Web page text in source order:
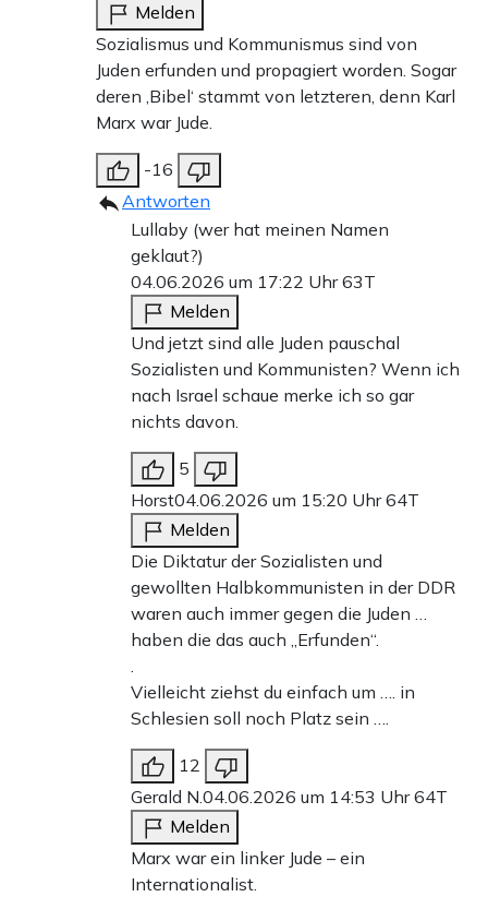
Melden
Sozialismus und Kommunismus sind von
Juden erfunden und propagiert worden. Sogar
deren ‚Bibel‘ stammt von letzteren, denn Karl
Marx war Jude.
-16
Antworten
Lullaby (wer hat meinen Namen
geklaut?)
04.06.2026 um 17:22 Uhr63T
Melden
Und jetzt sind alle Juden pauschal
Sozialisten und Kommunisten? Wenn ich
nach Israel schaue merke ich so gar
nichts davon.
5
Horst04.06.2026 um 15:20 Uhr64T
Melden
Die Diktatur der Sozialisten und
gewollten Halbkommunisten in der DDR
waren auch immer gegen die Juden …
haben die das auch „Erfunden“.
.
Vielleicht ziehst du einfach um …. in
Schlesien soll noch Platz sein ….
12
Gerald N.04.06.2026 um 14:53 Uhr64T
Melden
Marx war ein linker Jude – ein
Internationalist.